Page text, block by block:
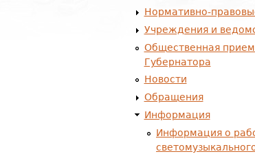
Нормативно-
Учреждения и
Общественная
Губернатора
Новости
Обращения
Информация
Информация о